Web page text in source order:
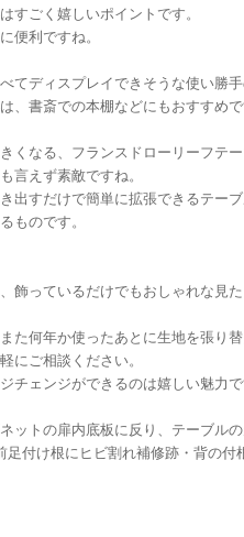
すごく嬉しいポイントです。
便利ですね。
てディスプレイできそうな使い勝手
、書斎での本棚などにもおすすめで
くなる、フランスドローリーフテー
言えず素敵ですね。
出すだけで簡単に拡張できるテー
ものです。
飾っているだけでもおしゃれな見た
た何年か使ったあとに生地を張り替
にご相談ください。
チェンジができるのは嬉しい魅力で
ットの扉内底板に反り、テーブル
付け根にヒビ割れ補修跡・背の